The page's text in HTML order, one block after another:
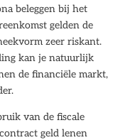
beleggen bij het
gelden de
zeer riskant.
kan je natuurlijk
de financiële markt,
van de fiscale
geld lenen